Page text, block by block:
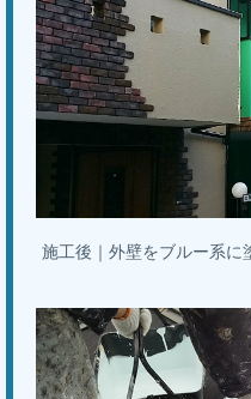
施工後｜外壁をブルー系に